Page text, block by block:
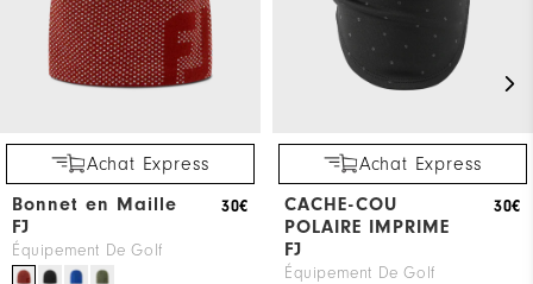
Achat Express
Bonnet en Maille
FJ
Équipement De Golf
30€
Achat Express
CACHE-COU
POLAIRE IMPRIME
FJ
Équipement De Golf
30€